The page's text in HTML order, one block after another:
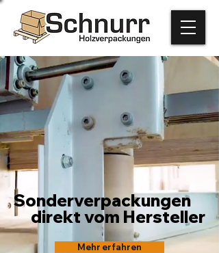
Sonderverpackungen
direkt vom Hersteller
Mehr erfahren